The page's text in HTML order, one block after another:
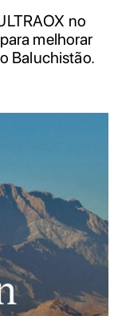
no
melhorar
Baluchistão.